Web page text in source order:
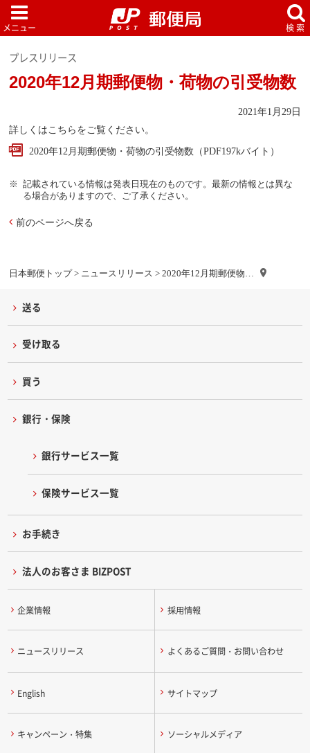
日本郵便トップ> ニュースリリース > 2020年12月期郵便物…
プレスリリース
2020年12月期郵便物・荷物の引受物数
2021年1月29日
詳しくはこちらをご覧ください。
2020年12月期郵便物・荷物の引受物数（PDF197kバイト）
記載されている情報は発表日現在のものです。最新の情報とは異な
る場合がありますので、ご了承ください。
前のページへ戻る
送る
受け取る
買う
銀行・保険
銀行サービス一覧
保険サービス一覧
お手続き
法人のお客さま BIZPOST
企業情報 採用情報
ニュースリリース よくあるご質問・お問い合わせ
English サイトマップ
キャンペーン・特集 ソーシャルメディア